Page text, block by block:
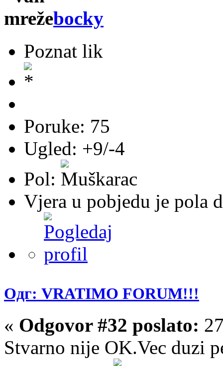
bocky
Poznat lik
Poruke: 75
Ugled: +9/-4
Pol:
Vjera u pobjedu je pola
Одг: VRATIMO FORUM!!!
« Odgovor #32 poslato:
Stvarno nije OK.Vec duzi